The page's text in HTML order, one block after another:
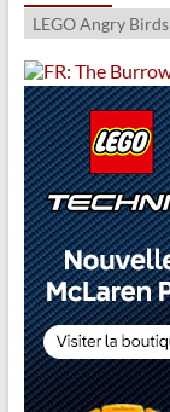
Catégories